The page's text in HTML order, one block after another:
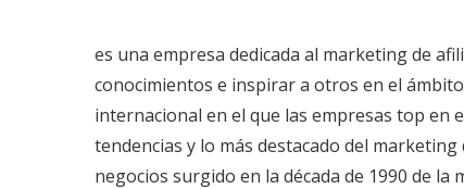
es una empresa dedicada al marketing de
conocimientos e inspirar a otros en el
internacional en el que las empresas top
tendencias y lo más destacado del
negocios surgido en la década de 1990 de la